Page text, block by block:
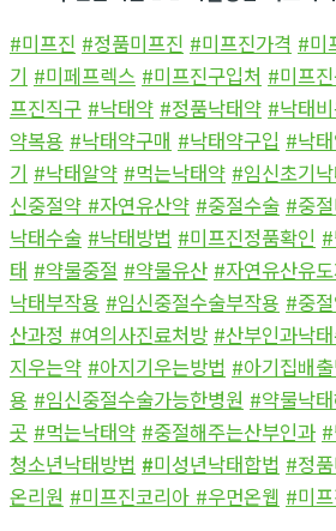
#미프진 #정품미프진 #미프진가격 #미
기 #미페프렉스 #미프진구입처 #미프
프진직구 #낙태약 #정품낙태약 #낙태
약복용 #낙태약구매 #낙태약구입 #낙
기 #낙태알약 #먹는낙태약 #임신초기
신중절약 #자연유산약 #중절수술 #중
낙태수술 #낙태방법 #미프진정품확인
태 #약물중절 #약물유산 #자연유산유
낙태부작용 #임신중절수술부작용 #중
산과정 #여의사진료처방 #산부인과낙
지우는약 #아지기우는방법 #아기집배
용 #임신중절수술가능한병원 #약물낙
곳 #먹는낙태약 #중절해주는산부인과
청소년낙태방법 #미성년낙태합법 #정
온리원 #미프진코리아 #우먼온웹 #미